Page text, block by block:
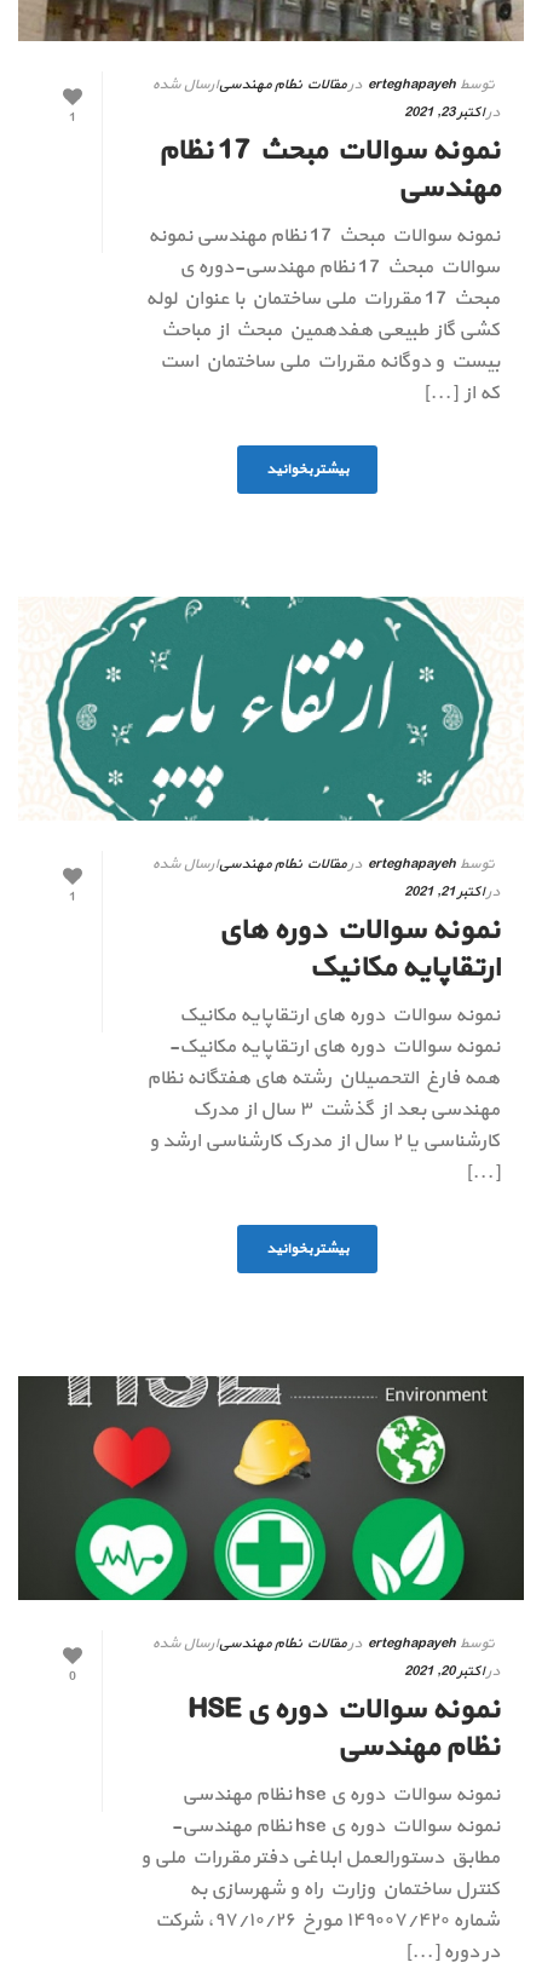
1
توسط erteghapayeh درمقالات نظام مهندسیارسال شده
دراکتبر 23, 2021
نمونه سوالات مبحث 17 نظام
مهندسی
نمونه سوالات مبحث 17 نظام مهندسی نمونه
سوالات مبحث 17 نظام مهندسی-دوره ی
مبحث 17 مقررات ملی ساختمان با عنوان لوله
کشی گاز طبیعی هفدهمین مبحث از مباحث
بیست و دوگانه مقررات ملی ساختمان است
که از [...]
بیشتر بخوانید
1
توسط erteghapayeh درمقالات نظام مهندسیارسال شده
دراکتبر 21, 2021
نمونه سوالات دوره های
ارتقاپایه مکانیک
نمونه سوالات دوره های ارتقاپایه مکانیک
نمونه سوالات دوره های ارتقاپایه مکانیک-
همه فارغ التحصیلان رشته های هفتگانه نظام
مهندسی بعد از گذشت ۳ سال از مدرک
کارشناسی یا ۲ سال از مدرک کارشناسی ارشد و
[...]
بیشتر بخوانید
0
توسط erteghapayeh درمقالات نظام مهندسیارسال شده
دراکتبر 20, 2021
نمونه سوالات دوره ی HSE
نظام مهندسی
نمونه سوالات دوره ی hse نظام مهندسی
نمونه سوالات دوره ی hse نظام مهندسی-
مطابق دستورالعمل ابلاغی دفتر مقررات ملی و
کنترل ساختمان وزارت راه و شهرسازی به
شماره ۱۴۹۰۰۷/۴۲۰ مورخ ۹۷/۱۰/۲۶، شرکت
در دوره [...]